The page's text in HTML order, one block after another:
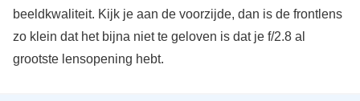
beeldkwaliteit. Kijk je aan de voorzijde, dan is de frontlens
zo klein dat het bijna niet te geloven is dat je f/2.8 al
grootste lensopening hebt.